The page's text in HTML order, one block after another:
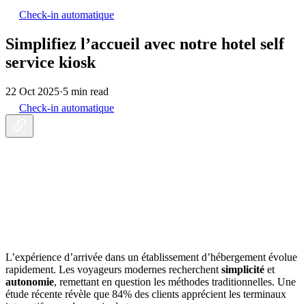
Check-in automatique
Simplifiez l’accueil avec notre hotel self
service kiosk
22 Oct 2025·5 min read
Check-in automatique
L’expérience d’arrivée dans un établissement d’hébergement évolue
rapidement. Les voyageurs modernes recherchent simplicité et
autonomie, remettant en question les méthodes traditionnelles. Une
étude récente révèle que 84% des clients apprécient les terminaux